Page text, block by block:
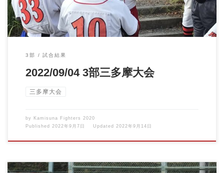
3部 試合結果
2022/09/04 3部三多摩大会
三多摩大会
by Kamisuna Fighters 2020
Published
2022年9月7日 Updated 2022年9月14日